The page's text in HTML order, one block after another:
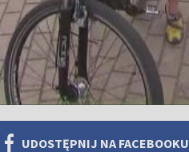
UDOSTĘPNIJ NA FACEBOOKU